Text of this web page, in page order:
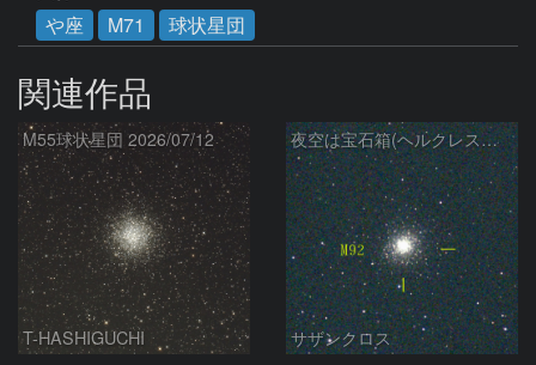
や座
M71 球状星団
関連作品
M55球状星団 2026/07/12
T-HASHIGUCHI
夜空は宝石箱(ヘルクレス座 M92) Seestar50
サザンクロス